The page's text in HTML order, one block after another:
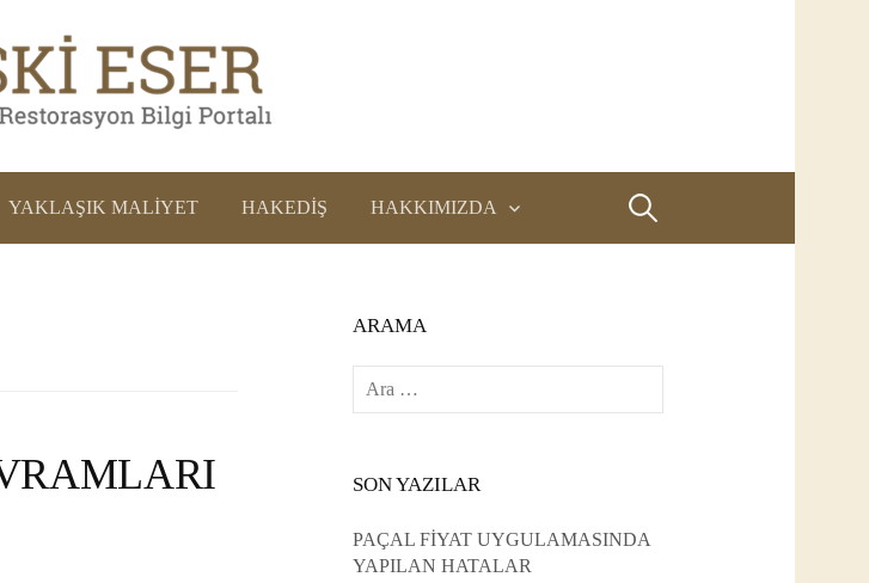
YAKLAŞIK MALIYET HAKEDIŞ HAKKIMIZDA Arama:
ARAMA
Arama:
SON YAZILAR
PAÇAL FİYAT UYGULAMASINDA
YAPILAN HATALAR